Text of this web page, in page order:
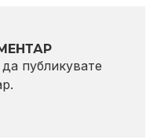
да публикувате